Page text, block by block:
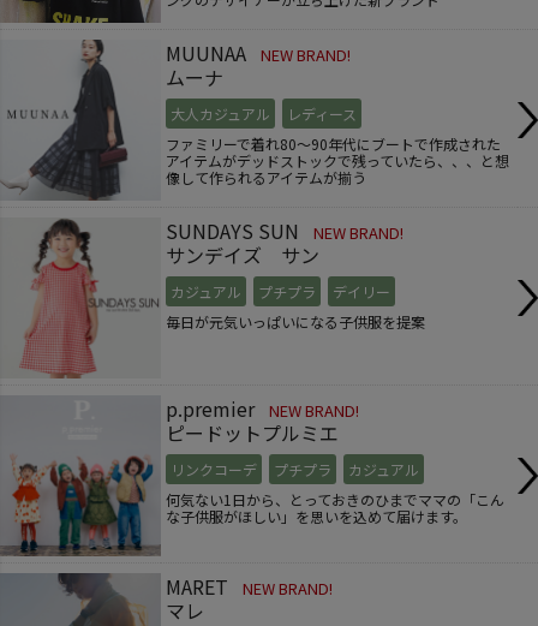
MUUNAA NEW BRAND!
ムーナ
大人カジュアル
レディース
ファミリーで着れ80～90年代にブートで作成された
アイテムがデッドストックで残っていたら、、、と想
像して作られるアイテムが揃う
SUNDAYS SUN NEW BRAND!
サンデイズ サン
カジュアル プチプラ
デイリー
毎日が元気いっぱいになる子供服を提案
p.premier NEW BRAND!
ピードットプルミエ
リンクコーデ プチプラ
カジュアル
何気ない1日から、とっておきのひまでママの「こん
な子供服がほしい」を思いを込めて届けます。
MARET NEW BRAND!
マレ